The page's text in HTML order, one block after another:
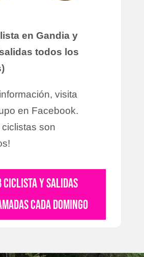
en Gandia y
todos los
visita
en Facebook.
ciclistas son
CICLISTA Y SALIDAS
CADA DOMINGO